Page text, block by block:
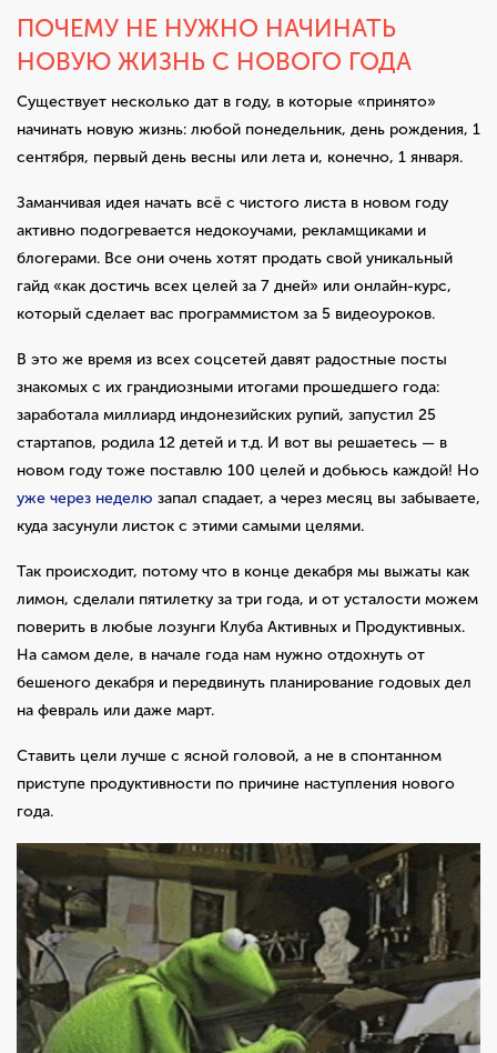
ПОЧЕМУ НЕ НУЖНО НАЧИНАТЬ
НОВУЮ ЖИЗНЬ С НОВОГО ГОДА
Существует несколько дат в году, в которые «принято»
начинать новую жизнь: любой понедельник, день рождения, 1
сентября, первый день весны или лета и, конечно, 1 января.
Заманчивая идея начать всё с чистого листа в новом году
активно подогревается недокоучами, рекламщиками и
блогерами. Все они очень хотят продать свой уникальный
гайд «как достичь всех целей за 7 дней» или онлайн-курс,
который сделает вас программистом за 5 видеоуроков.
В это же время из всех соцсетей давят радостные посты
знакомых с их грандиозными итогами прошедшего года:
заработала миллиард индонезийских рупий, запустил 25
стартапов, родила 12 детей и т.д. И вот вы решаетесь — в
новом году тоже поставлю 100 целей и добьюсь каждой! Но
уже через неделю запал спадает, а через месяц вы забываете,
куда засунули листок с этими самыми целями.
Так происходит, потому что в конце декабря мы выжаты как
лимон, сделали пятилетку за три года, и от усталости можем
поверить в любые лозунги Клуба Активных и Продуктивных.
На самом деле, в начале года нам нужно отдохнуть от
бешеного декабря и передвинуть планирование годовых дел
на февраль или даже март.
Ставить цели лучше с ясной головой, а не в спонтанном
приступе продуктивности по причине наступления нового
года.